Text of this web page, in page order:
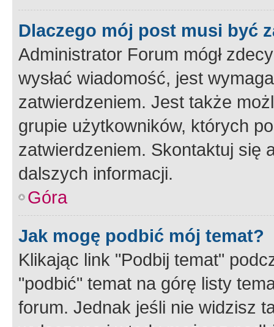
Dlaczego mój post musi być
Administrator Forum mógł
wysłać wiadomość, jest
zatwierdzeniem. Jest także
grupie użytkowników, których
zatwierdzeniem. Skontaktuj się
dalszych informacji.
Góra
Jak mogę podbić mój temat?
Klikając link "Podbij temat"
"podbić" temat na górę listy
forum. Jednak jeśli nie widzisz